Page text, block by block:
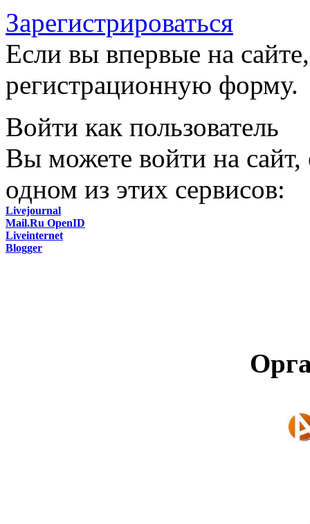
Зарегистрироваться
Если вы впервые на
регистрационную форму.
Войти как пользователь
Вы можете войти на сайт,
одном из этих сервисов:
Livejournal
Mail.Ru OpenID
Liveinternet
Blogger